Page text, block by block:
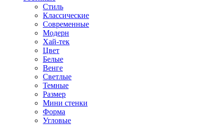
Стиль
Классические
Современные
Модерн
Хай-тек
Цвет
Белые
Венге
Светлые
Темные
Размер
Мини стенки
Форма
Угловые